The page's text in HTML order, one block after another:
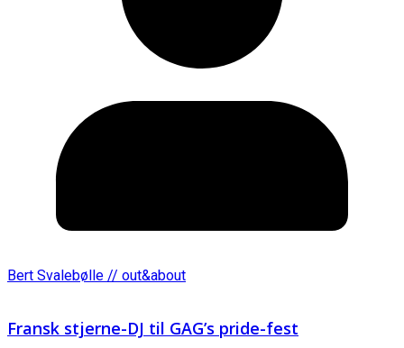
Bert Svalebølle // out&about
Fransk stjerne-DJ til GAG’s pride-fest